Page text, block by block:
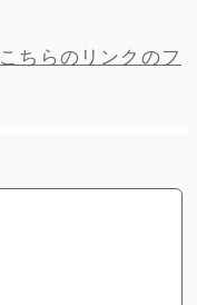
こちらのリンクのフ